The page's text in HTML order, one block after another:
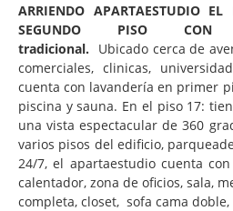
ARRIENDO APARTAESTUDIO
SEGUNDO PISO CON
tradicional.
Ubicado cerca de
comerciales, clinicas,
cuenta con lavandería en primer
piscina y sauna. En el piso 17:
una vista espectacular de 360
varios pisos del edificio,
24/7, el apartaestudio cuenta
calentador, zona de oficios, sala,
completa, closet, sofa cama